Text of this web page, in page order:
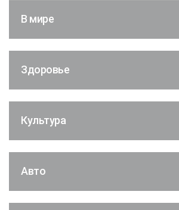
В мире
Здоровье
Культура
Авто